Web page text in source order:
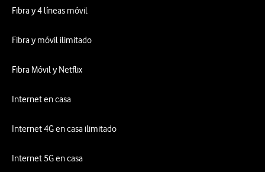
Fibra y 4 líneas móvil
Fibra y móvil ilimitado
Fibra Móvil y Netflix
Internet en casa
Internet 4G en casa ilimitado
Internet 5G en casa